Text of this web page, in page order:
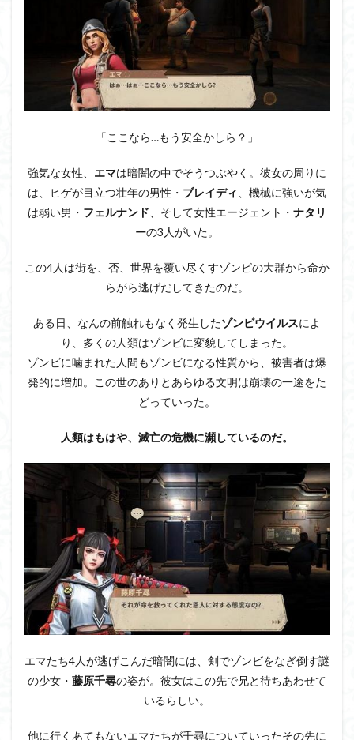
（画
像
左）
4.2
（画
4.3
川剣
（画
像
左）
▲レ
ベッ
カ
終末
を図
太く
生き
ろ！
「ここなら…もう安全かしら？」
強気な女性、 エマは暗闇の中でそうつぶやく。彼女の周りに
は、ヒゲが目立つ壮年の男性・ ブレイディ
、機械に強いが気
は弱い男・ フェルナンド 、そして女性エージェント・ ナタリ
ーの3人がいた。
この4人は街を、否、世界を覆い尽くすゾンビの大群から命か
らがら逃げだしてきたのだ。
ある日、なんの前触れもなく発生したゾンビウイルスによ
り、多くの人類はゾンビに変貌してしまった。
ゾンビに噛まれた人間もゾンビになる性質から、被害者は爆
発的に増加。この世のありとあらゆる文明は崩壊の一途をた
どっていった。
人類はもはや、滅亡の危機に瀕しているのだ。
エマたち4人が逃げこんだ暗闇には、剣でゾンビをなぎ倒す謎
の少女・ 藤原千尋の姿が。彼女はこの先で兄と待ちあわせて
いるらしい。
他に行くあてもないエマたちが千尋についていったその先に